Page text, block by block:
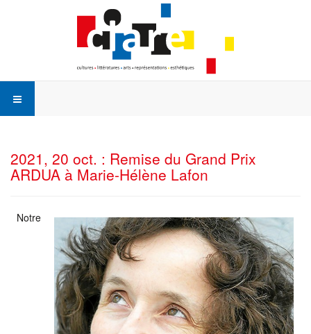
2021, 20 oct. : Remise du Grand Prix
ARDUA à Marie-Hélène Lafon
Notre